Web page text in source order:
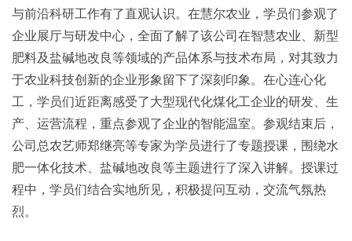
与前沿科研工作有了直观认识。在慧尔农业，学员们参观了
企业展厅与研发中心，全面了解了该公司在智慧农业、新型
肥料及盐碱地改良等领域的产品体系与技术布局，对其致力
于农业科技创新的企业形象留下了深刻印象。在心连心化
工，学员们近距离感受了大型现代化煤化工企业的研发、生
产、运营流程，重点参观了企业的智能温室。参观结束后，
公司总农艺师郑继亮等专家为学员进行了专题授课，围绕水
肥一体化技术、盐碱地改良等主题进行了深入讲解。授课过
程中，学员们结合实地所见，积极提问互动，交流气氛热
烈。